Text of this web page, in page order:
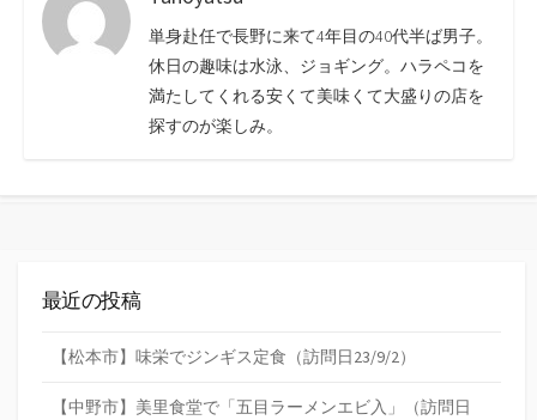
単身赴任で長野に来て4年目の40代半ば男子。
休日の趣味は水泳、ジョギング。ハラペコを
満たしてくれる安くて美味くて大盛りの店を
探すのが楽しみ。
最近の投稿
【松本市】味栄でジンギス定食（訪問日23/9/2）
【中野市】美里食堂で「五目ラーメンエビ入」（訪問日